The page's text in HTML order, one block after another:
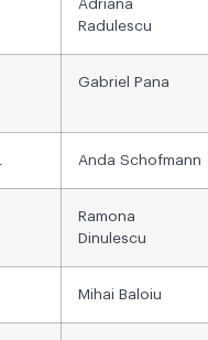
Adriana
Radulescu
Gabriel Pana
Anda Schofmann
Ramona
Dinulescu
Mihai Baloiu